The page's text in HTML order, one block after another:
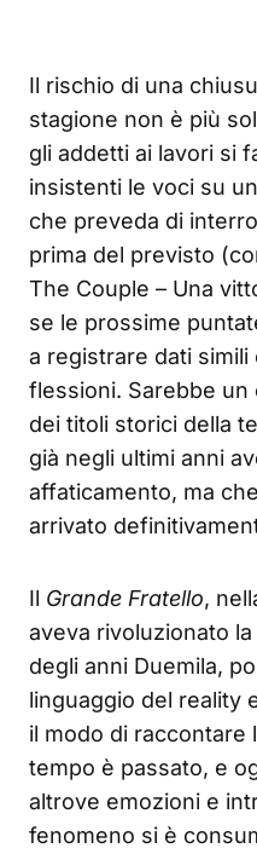
Il rischio di una
stagione non è più
gli addetti ai lavori si
insistenti le voci su
che preveda di
prima del previsto
The Couple – Una
se le prossime
a registrare dati
flessioni. Sarebbe
dei titoli storici della
già negli ultimi anni
affaticamento, ma
arrivato
Il Grande Fratello,
aveva rivoluzionato
degli anni Duemila,
linguaggio del reality
il modo di raccontare
tempo è passato, e
altrove emozioni e
fenomeno si è